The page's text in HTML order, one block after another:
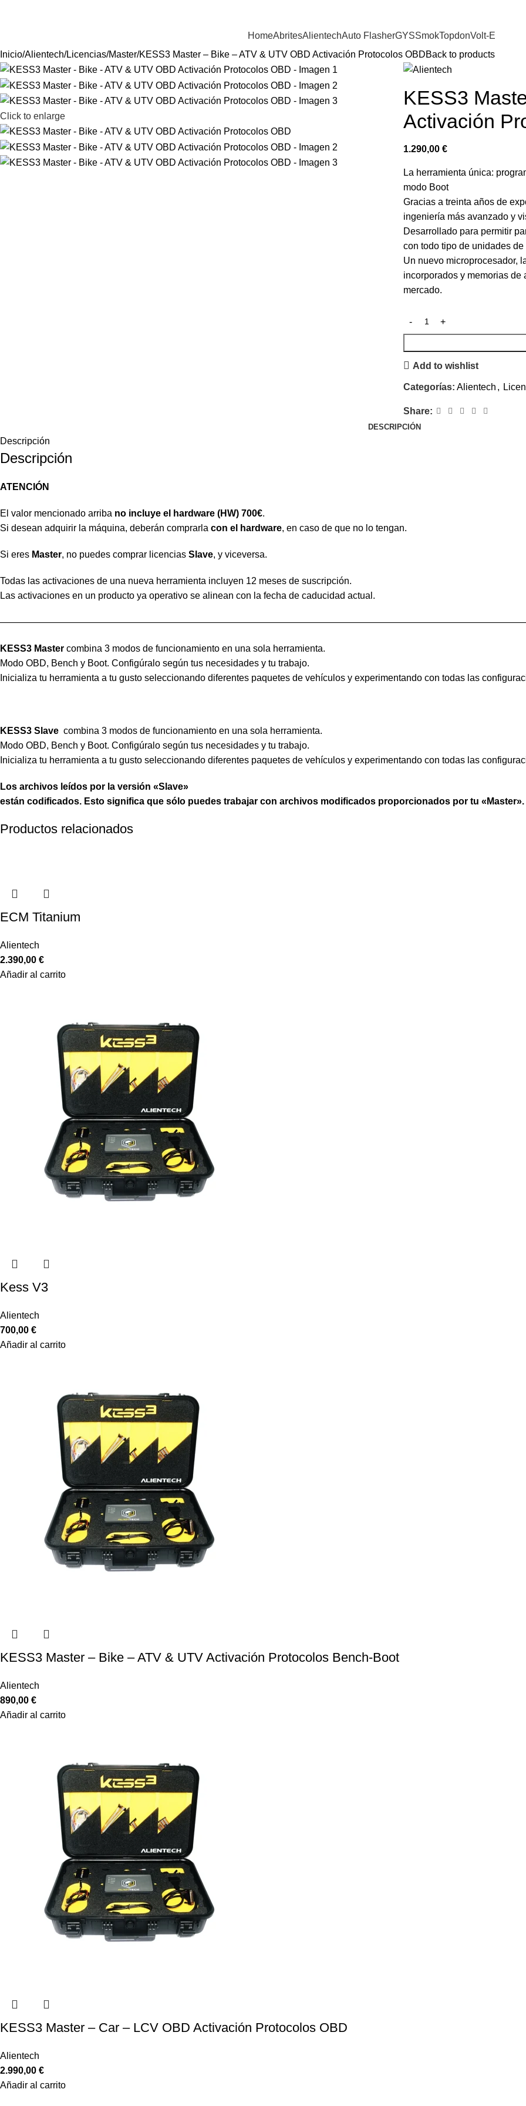
HomeAbritesAlientechAuto FlasherGYSSmokTopdonVolt-E
Inicio Alientech Licencias Master KESS3 Master – Bike – ATV & UTV OBD Activación Protocolos OBDBack to products
Click to enlarge
KESS3
Activación
1.290,00 €
La herramienta única:
modo Boot
Gracias a treinta años de
ingeniería más avanzado y
Desarrollado para permitir
con todo tipo de unidades
Un nuevo microprocesador,
incorporados y memorias de
mercado.
Add to wishlist
Categorías: Alientech ,
Share:
DESCRIPCIÓN
Descripción
Descripción
ATENCIÓN
El valor mencionado arriba no incluye el hardware (HW) 700€.
Si desean adquirir la máquina, deberán comprarla con el hardware, en caso de que no lo tengan.
Si eres Master, no puedes comprar licencias Slave, y viceversa.
Todas las activaciones de una nueva herramienta incluyen 12 meses de suscripción.
Las activaciones en un producto ya operativo se alinean con la fecha de caducidad actual.
KESS3 Master combina 3 modos de funcionamiento en una sola herramienta.
Modo OBD, Bench y Boot. Configúralo según tus necesidades y tu trabajo.
Inicializa tu herramienta a tu gusto seleccionando diferentes paquetes de vehículos y experimentando con todas las
KESS3 Slave combina 3 modos de funcionamiento en una sola herramienta.
Modo OBD, Bench y Boot. Configúralo según tus necesidades y tu trabajo.
Inicializa tu herramienta a tu gusto seleccionando diferentes paquetes de vehículos y experimentando con todas las
Los archivos leídos por la versión «Slave»
están codificados. Esto significa que sólo puedes trabajar con archivos modificados proporcionados por tu «Master».
Productos relacionados
ECM Titanium
Alientech
2.390,00 €
Añadir al carrito
Kess V3
Alientech
700,00 €
Añadir al carrito
KESS3 Master – Bike – ATV & UTV Activación Protocolos Bench-Boot
Alientech
890,00 €
Añadir al carrito
KESS3 Master – Car – LCV OBD Activación Protocolos OBD
Alientech
2.990,00 €
Añadir al carrito